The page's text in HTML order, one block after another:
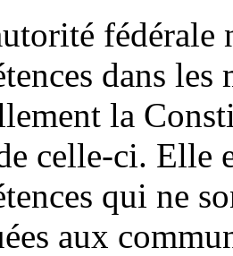
fédérale
dans
la
celle-ci. Elle
qui ne
aux